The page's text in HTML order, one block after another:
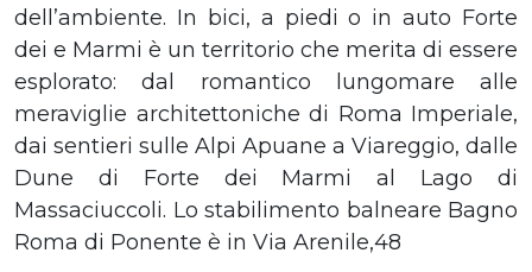
dell’ambiente. In bici, a piedi o in auto Forte
dei e Marmi è un territorio che merita di essere
esplorato: dal romantico lungomare alle
meraviglie architettoniche di Roma Imperiale,
dai sentieri sulle Alpi Apuane a Viareggio, dalle
Dune di Forte dei Marmi al Lago di
Massaciuccoli. Lo stabilimento balneare Bagno
Roma di Ponente è in Via Arenile,48